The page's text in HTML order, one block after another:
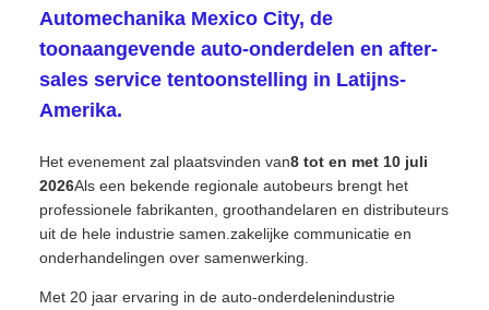
Automechanika Mexico City, de
toonaangevende auto-onderdelen en after-
sales service tentoonstelling in Latijns-
Amerika.
Het evenement zal plaatsvinden van8 tot en met 10 juli
2026Als een bekende regionale autobeurs brengt het
professionele fabrikanten, groothandelaren en distributeurs
uit de hele industrie samen.zakelijke communicatie en
onderhandelingen over samenwerking.
Met 20 jaar ervaring in de auto-onderdelenindustrie